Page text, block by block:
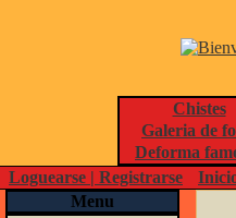
Chistes
Galeria de
Deforma
Loguearse | Registrarse
Menu